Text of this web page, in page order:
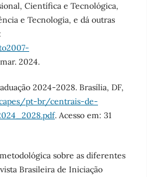
Científica e Tecnológica,
e Tecnologia, e dá outras
2024.
2024-2028. Brasília, DF,
pt-br/centrais-de-
. Acesso em: 31
sobre as diferentes
Brasileira de Iniciação